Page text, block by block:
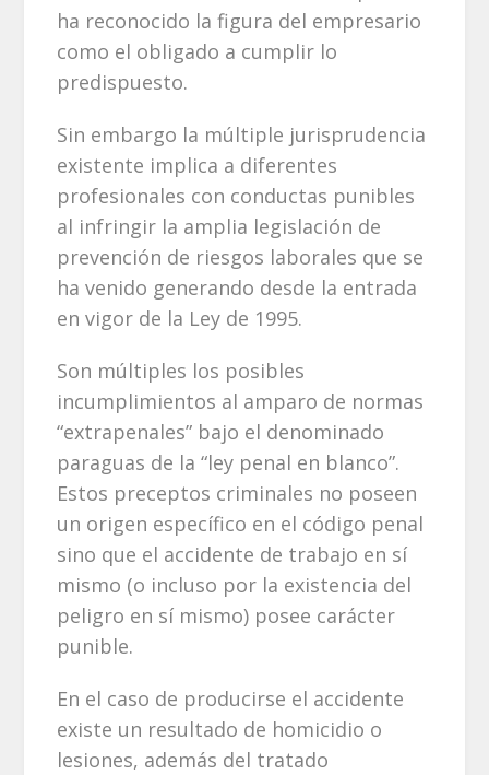
ha reconocido la figura del empresario
como el obligado a cumplir lo
predispuesto.
Sin embargo la múltiple jurisprudencia
existente implica a diferentes
profesionales con conductas punibles
al infringir la amplia legislación de
prevención de riesgos laborales que se
ha venido generando desde la entrada
en vigor de la Ley de 1995.
Son múltiples los posibles
incumplimientos al amparo de normas
“extrapenales” bajo el denominado
paraguas de la “ley penal en blanco”.
Estos preceptos criminales no poseen
un origen específico en el código penal
sino que el accidente de trabajo en sí
mismo (o incluso por la existencia del
peligro en sí mismo) posee carácter
punible.
En el caso de producirse el accidente
existe un resultado de homicidio o
lesiones, además del tratado